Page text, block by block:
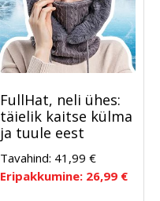
FullHat, neli ühes:
täielik kaitse külma
ja tuule eest
Tavahind: 41,99 €
Eripakkumine: 26,99 €